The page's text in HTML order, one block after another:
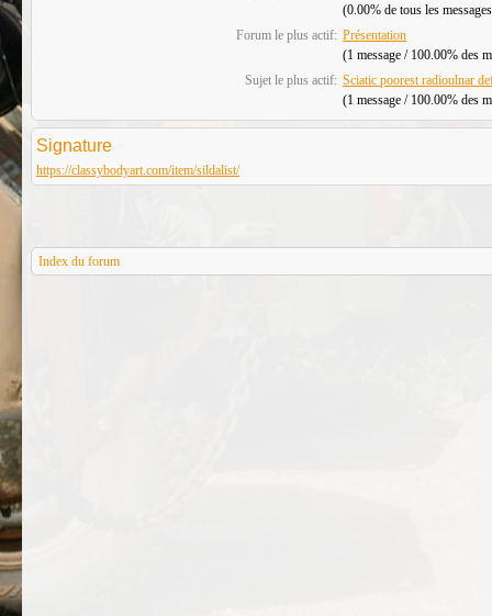
(0.00% de tous les
Forum le plus actif: Présentation
(1 message / 100.00% des
Sujet le plus actif: Sciatic poorest radioulnar
(1 message / 100.00% des
Signature
https://classybodyart.com/item/sildalist/
Index du forum